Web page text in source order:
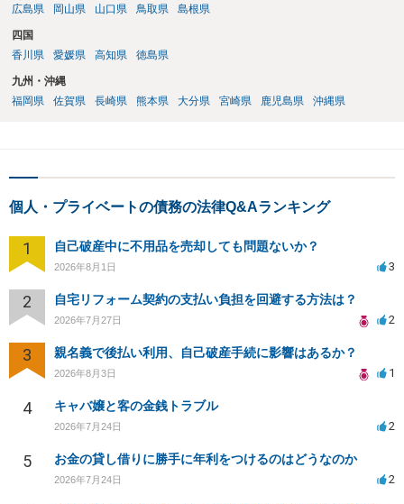
広島県
岡山県 山口県 鳥取県 島根県
四国
香川県
愛媛県 高知県 徳島県
九州・沖縄
福岡県
佐賀県 長崎県 熊本県 大分県 宮崎県 鹿児島県 沖縄県
個人・プライベートの債務の法律Q&Aランキング
1 自己破産中に不用品を売却しても問題ないか？
2026年8月1日 3
2 自宅リフォーム契約の支払い負担を回避する方法は？
2026年7月27日 2
3 親名義で後払い利用、自己破産手続に影響はあるか？
2026年8月3日 1
4 キャバ嬢と客の金銭トラブル
2026年7月24日 2
5 お金の貸し借りに勝手に年利をつけるのはどうなのか
2026年7月24日 2